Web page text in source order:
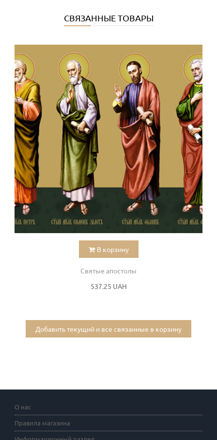
СВЯЗАННЫЕ ТОВАРЫ
В корзину
Святые апостолы
537.25 UAH
Добавить текущий и все связанные в корзину
О нас
Правила магазина